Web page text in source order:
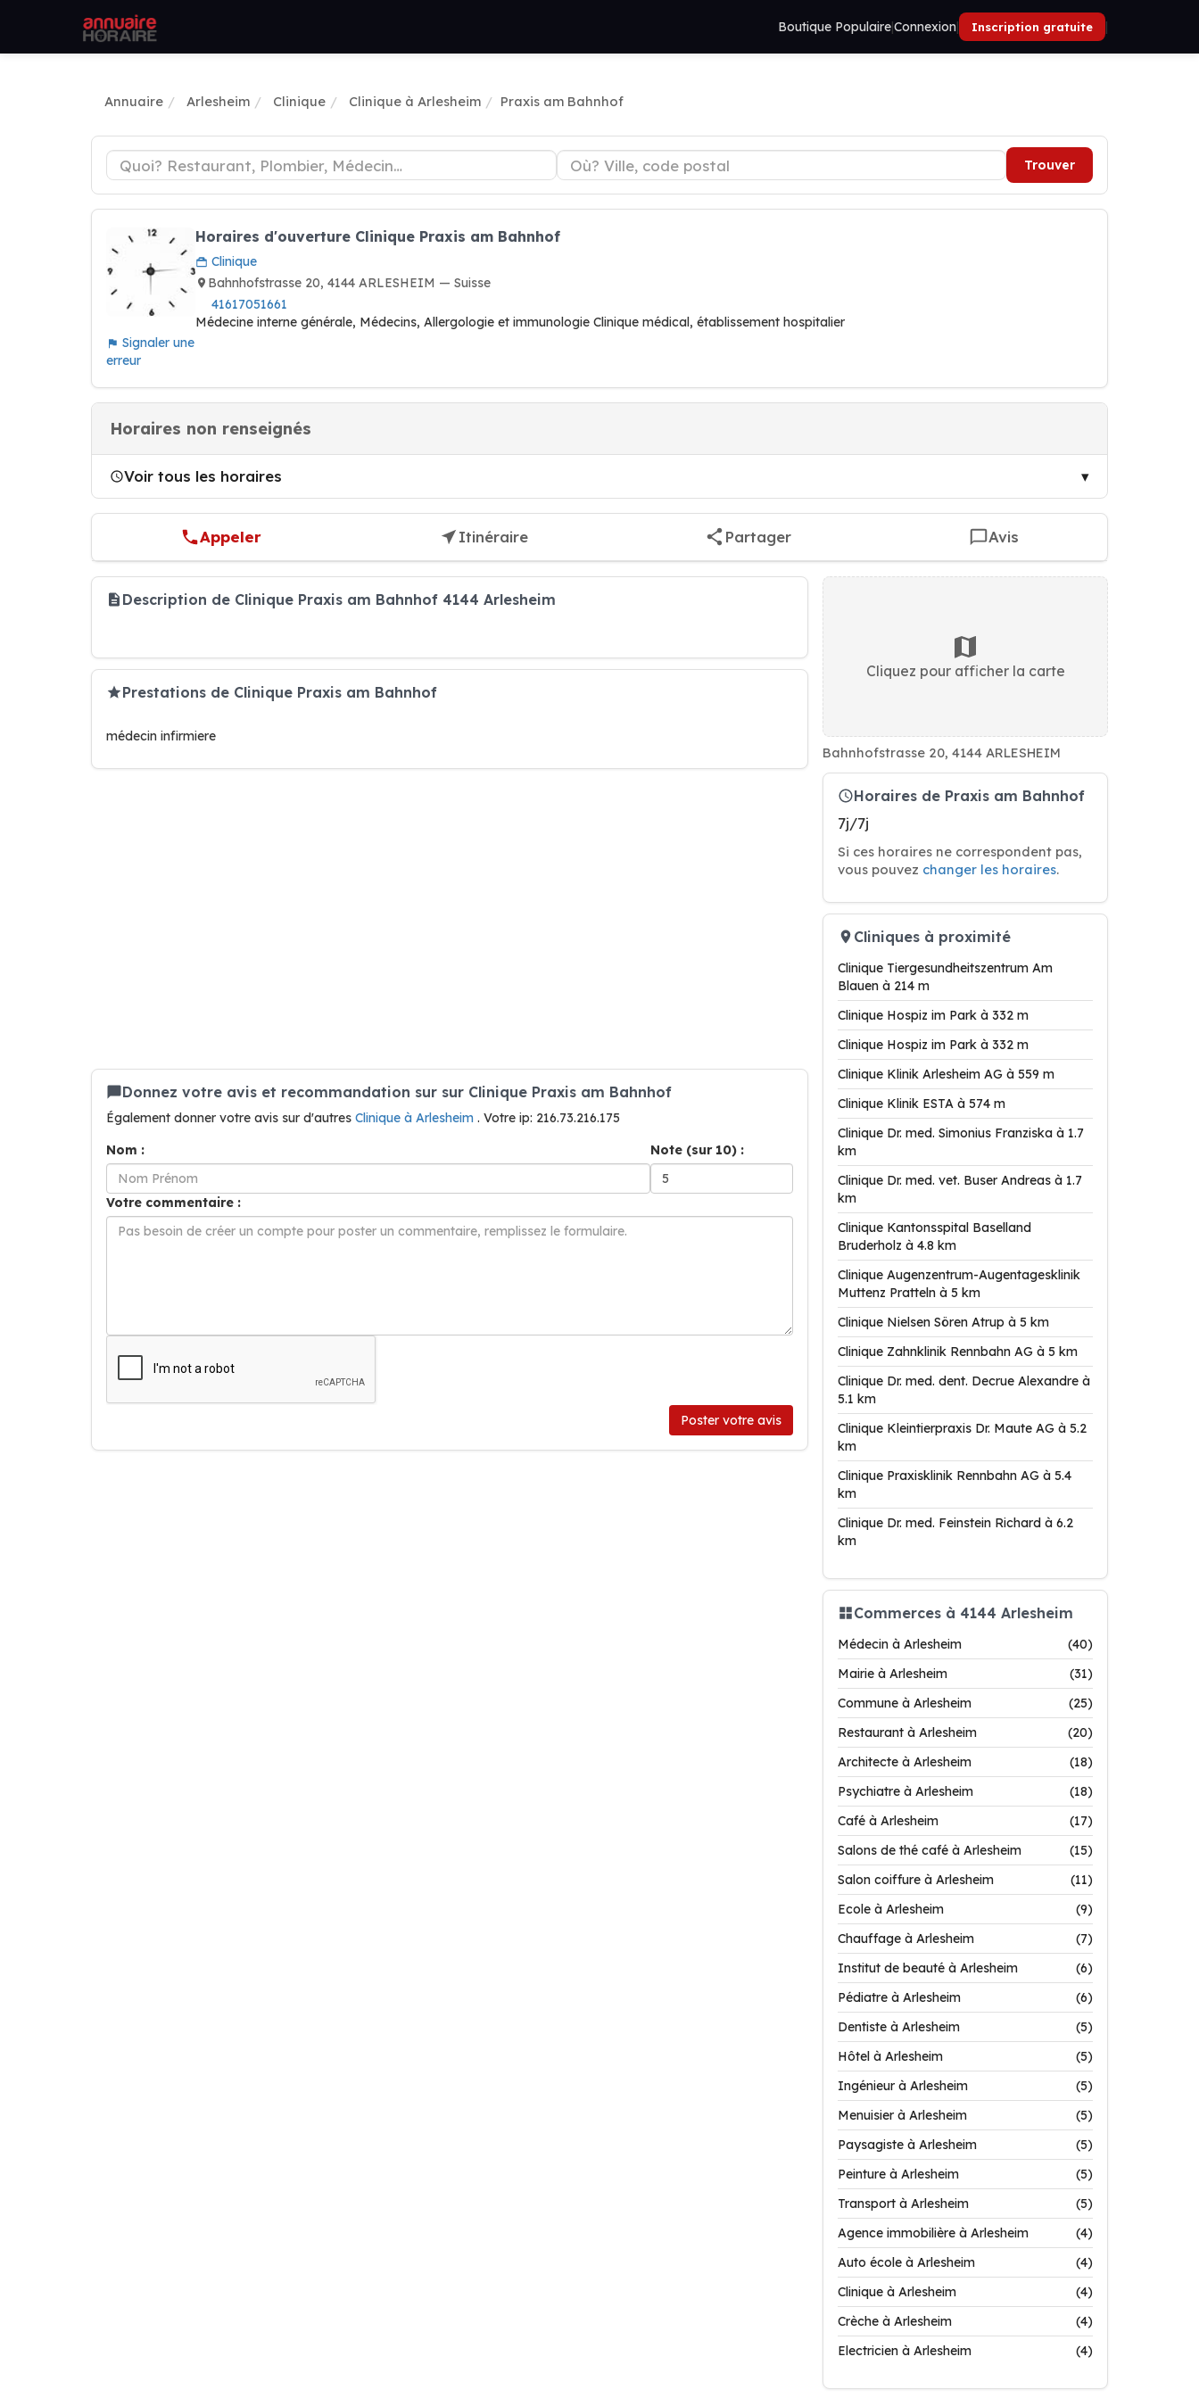
Boutique Populaire|Connexion| Inscription gratuite |
Annuaire Arlesheim Clinique Clinique à Arlesheim Praxis am Bahnhof
Trouver
Signaler une
erreur
Horaires d'ouverture Clinique Praxis am Bahnhof
Clinique
Bahnhofstrasse 20, 4144 ARLESHEIM — Suisse
41617051661
Médecine interne générale, Médecins, Allergologie et immunologie Clinique médical, établissement hospitalier
Horaires non renseignés
Voir tous les horaires
Appeler Itinéraire Partager Avis
Description de Clinique Praxis am Bahnhof 4144 Arlesheim
Prestations de Clinique Praxis am Bahnhof
médecin infirmiere
Donnez votre avis et recommandation sur sur Clinique Praxis am Bahnhof
Également donner votre avis sur d'autres Clinique à Arlesheim . Votre ip: 216.73.216.175
Nom :
Note (sur 10) :
Votre commentaire :
Poster votre avis
Cliquez pour afficher la carte
Bahnhofstrasse 20, 4144 ARLESHEIM
Horaires de Praxis am Bahnhof
7j/7j
Si ces horaires ne correspondent pas,
vous pouvez changer les horaires.
Cliniques à proximité
Clinique Tiergesundheitszentrum Am
Blauen à 214 m
Clinique Hospiz im Park à 332 m
Clinique Hospiz im Park à 332 m
Clinique Klinik Arlesheim AG à 559 m
Clinique Klinik ESTA à 574 m
Clinique Dr. med. Simonius Franziska à 1.7
km
Clinique Dr. med. vet. Buser Andreas à 1.7
km
Clinique Kantonsspital Baselland
Bruderholz à 4.8 km
Clinique Augenzentrum-Augentagesklinik
Muttenz Pratteln à 5 km
Clinique Nielsen Sören Atrup à 5 km
Clinique Zahnklinik Rennbahn AG à 5 km
Clinique Dr. med. dent. Decrue Alexandre à
5.1 km
Clinique Kleintierpraxis Dr. Maute AG à 5.2
km
Clinique Praxisklinik Rennbahn AG à 5.4
km
Clinique Dr. med. Feinstein Richard à 6.2
km
Commerces à 4144 Arlesheim
Médecin à Arlesheim
(40)
Mairie à Arlesheim
(31)
Commune à Arlesheim
(25)
Restaurant à Arlesheim
(20)
Architecte à Arlesheim
(18)
Psychiatre à Arlesheim
(18)
Café à Arlesheim
(17)
Salons de thé café à Arlesheim
(15)
Salon coiffure à Arlesheim
(11)
Ecole à Arlesheim
(9)
Chauffage à Arlesheim
(7)
Institut de beauté à Arlesheim
(6)
Pédiatre à Arlesheim
(6)
Dentiste à Arlesheim
(5)
Hôtel à Arlesheim
(5)
Ingénieur à Arlesheim
(5)
Menuisier à Arlesheim
(5)
Paysagiste à Arlesheim
(5)
Peinture à Arlesheim
(5)
Transport à Arlesheim
(5)
Agence immobilière à Arlesheim
(4)
Auto école à Arlesheim
(4)
Clinique à Arlesheim
(4)
Crèche à Arlesheim
(4)
Electricien à Arlesheim
(4)